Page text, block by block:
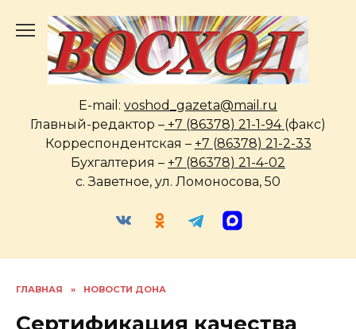
содержанию
E-mail: voshod_gazeta@mail.ru
Главный-редактор – +7 (86378) 21-1-94 (факс)
Корреспондентская – +7 (86378) 21-2-33
Бухгалтерия – +7 (86378) 21-4-02
с. Заветное, ул. Ломоносова, 50
ГЛАВНАЯ » НОВОСТИ ДОНА
Сертификация качества